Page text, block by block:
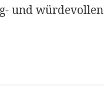
und würdevollen